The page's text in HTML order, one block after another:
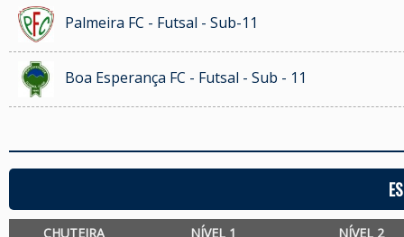
Palmeira FC - Futsal - Sub-11
Boa Esperança FC - Futsal - Sub - 11
CHUTEIRA NÍVEL 1 NÍVEL 2